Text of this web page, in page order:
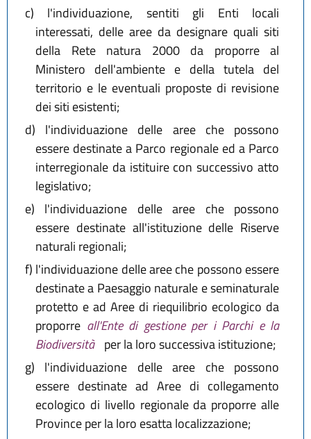
c) l'individuazione, sentiti gli Enti locali
interessati, delle aree da designare quali siti
della Rete natura 2000 da proporre al
Ministero dell'ambiente e della tutela del
territorio e le eventuali proposte di revisione
dei siti esistenti;
d) l'individuazione delle aree che possono
essere destinate a Parco regionale ed a Parco
interregionale da istituire con successivo atto
legislativo;
e) l'individuazione delle aree che possono
essere destinate all'istituzione delle Riserve
naturali regionali;
f) l'individuazione delle aree che possono essere
destinate a Paesaggio naturale e seminaturale
protetto e ad Aree di riequilibrio ecologico da
proporre all'Ente di gestione per i Parchi e la
Biodiversità per la loro successiva istituzione;
g) l'individuazione delle aree che possono
essere destinate ad Aree di collegamento
ecologico di livello regionale da proporre alle
Province per la loro esatta localizzazione;